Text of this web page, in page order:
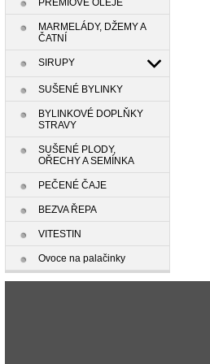
PREMIOVÉ OLEJE
MARMELÁDY, DŽEMY A
ČATNÍ
SIRUPY
SUŠENÉ BYLINKY
BYLINKOVÉ DOPLŇKY
STRAVY
SUŠENÉ PLODY,
OŘECHY A SEMÍNKA
PEČENÉ ČAJE
BEZVA ŘEPA
VITESTIN
Ovoce na palačinky